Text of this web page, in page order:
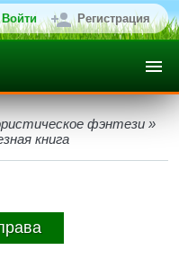
Войти Регистрация
фэнтези »
книга